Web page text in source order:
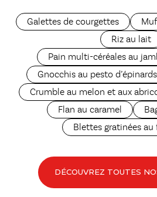
Galettes de courgettes
Riz au lait
Pain multi-céréales au
Gnocchis au pesto
Crumble au melon et aux
Flan au caramel
Blettes gratinées au
DÉCOUVREZ TOUTES